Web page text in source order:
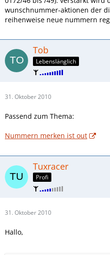
wunschnummer-aktionen der
reihenweise neue nummern
Tob
Lebenslänglich
31. Oktober 2010
Passend zum Thema:
Nummern merken ist out
Tuxracer
Profi
31. Oktober 2010
Hallo,